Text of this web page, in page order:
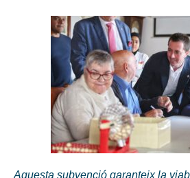
Aquesta subvenció garanteix la